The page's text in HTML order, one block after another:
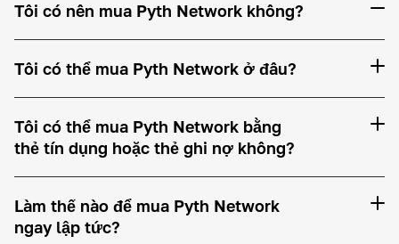
Tôi có nên mua Pyth Network không?
Tôi có thể mua Pyth Network ở đâu?
Tôi có thể mua Pyth Network bằng
thẻ tín dụng hoặc thẻ ghi nợ không?
Làm thế nào để mua Pyth Network
ngay lập tức?